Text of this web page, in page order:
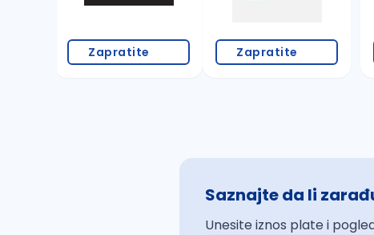
Zapratite Zapratite
Saznajte da li
Unesite iznos plate i